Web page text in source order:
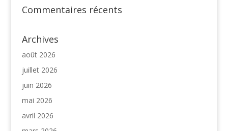
Commentaires récents
Archives
août 2026
juillet 2026
juin 2026
mai 2026
avril 2026